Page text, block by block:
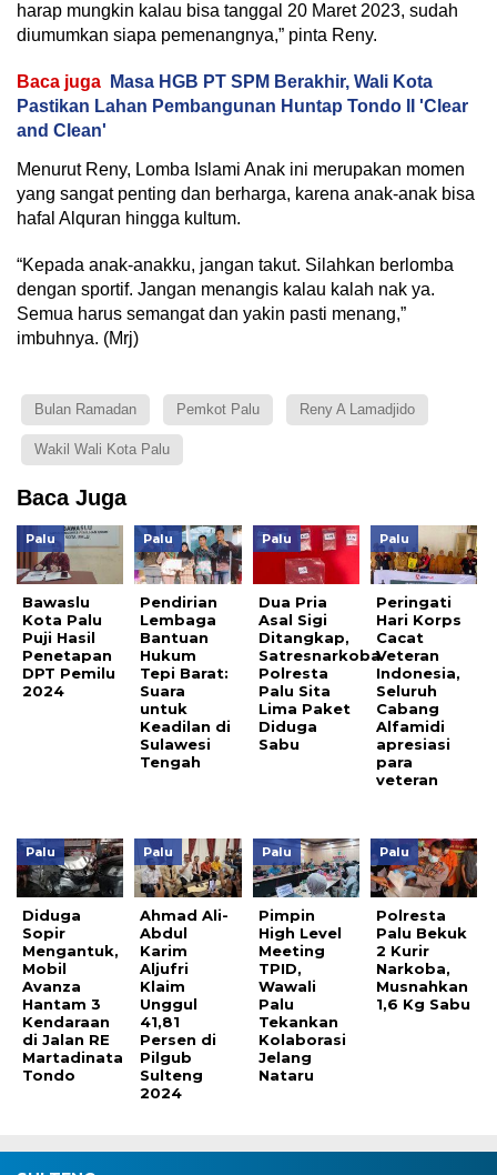
harap mungkin kalau bisa tanggal 20 Maret 2023, sudah
diumumkan siapa pemenangnya,” pinta Reny.
Baca juga
Masa HGB PT SPM Berakhir, Wali Kota
Pastikan Lahan Pembangunan Huntap Tondo II 'Clear
and Clean'
Menurut Reny, Lomba Islami Anak ini merupakan momen
yang sangat penting dan berharga, karena anak-anak bisa
hafal Alquran hingga kultum.
“Kepada anak-anakku, jangan takut. Silahkan berlomba
dengan sportif. Jangan menangis kalau kalah nak ya.
Semua harus semangat dan yakin pasti menang,”
imbuhnya. (Mrj)
Bulan Ramadan Pemkot Palu Reny A Lamadjido
Wakil Wali Kota Palu
Baca Juga
Palu
Bawaslu
Kota Palu
Puji Hasil
Penetapan
DPT Pemilu
2024
Palu
Pendirian
Lembaga
Bantuan
Hukum
Tepi Barat:
Suara
untuk
Keadilan di
Sulawesi
Tengah
Palu
Dua Pria
Asal Sigi
Ditangkap,
Satresnarkoba
Polresta
Palu Sita
Lima Paket
Diduga
Sabu
Palu
Peringati
Hari Korps
Cacat
Veteran
Indonesia,
Seluruh
Cabang
Alfamidi
apresiasi
para
veteran
Palu
Diduga
Sopir
Mengantuk,
Mobil
Avanza
Hantam 3
Kendaraan
di Jalan RE
Martadinata
Tondo
Palu
Ahmad Ali-
Abdul
Karim
Aljufri
Klaim
Unggul
41,81
Persen di
Pilgub
Sulteng
2024
Palu
Pimpin
High Level
Meeting
TPID,
Wawali
Palu
Tekankan
Kolaborasi
Jelang
Nataru
Palu
Polresta
Palu Bekuk
2 Kurir
Narkoba,
Musnahkan
1,6 Kg Sabu